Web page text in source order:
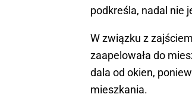
podkreśla, nadal nie
W związku z
zaapelowała do
dala od okien,
mieszkania.